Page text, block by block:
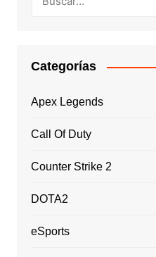
Categorías
Apex Legends
Call Of Duty
Counter Strike 2
DOTA2
eSports